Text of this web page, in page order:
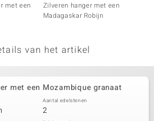
met een
Zilveren hanger met een
Madagaskar Robijn
van het artikel
met een Mozambique granaat
Aantal edelstenen
2